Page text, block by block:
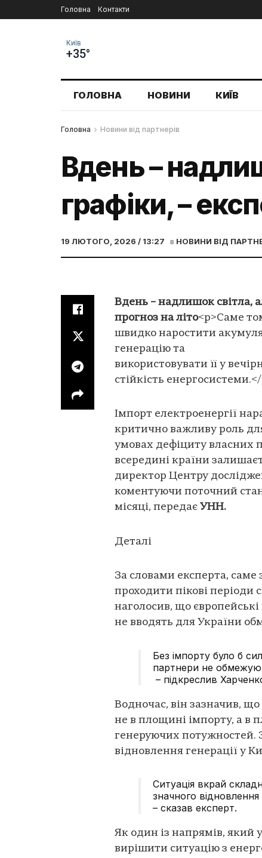
Головна Контакти
Київ
+35°
ГОЛОВНА НОВИНИ КИЇВ
Головна Новини від партнерів
Вдень –
графіки, –
19 ЛЮТОГО, 2026 / 13:27 в НОВИНИ ВІД
Вдень – надлишок світла,
прогноз на літо<p>Саме
швидко наростити
генерацію та
використовувати її у
стійкість
Імпорт електроенергії
критично важливу роль
умовах дефіциту власних
всередині країни
директор Центру
коментуючи поточний
місяці, передає УНН.
Деталі
За словами експерта, саме
проходити пікові
наголосив, що
не вводять для України
Без імпорту було б
партнери не
– підкреслив
Водночас, він зазначив,
не в площині імпорту, а в
генеруючих потужностей.
відновлення генерації у
Ситуація вкрай
значного
– сказав експерт.
Як один із напрямів, який
вирішити ситуацію з